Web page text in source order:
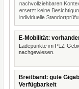
nachvollziehbaren
ersetzt keine
individuelle
E-Mobilität:
Ladepunkte im PLZ-
nachgewiesen.
Breitband: gute
Verfügbarkeit